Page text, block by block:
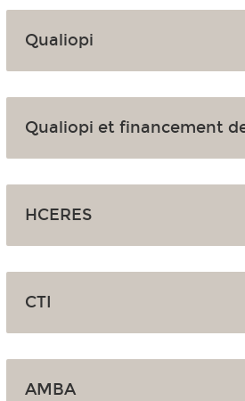
Qualiopi
Qualiopi et financement
HCERES
CTI
AMBA